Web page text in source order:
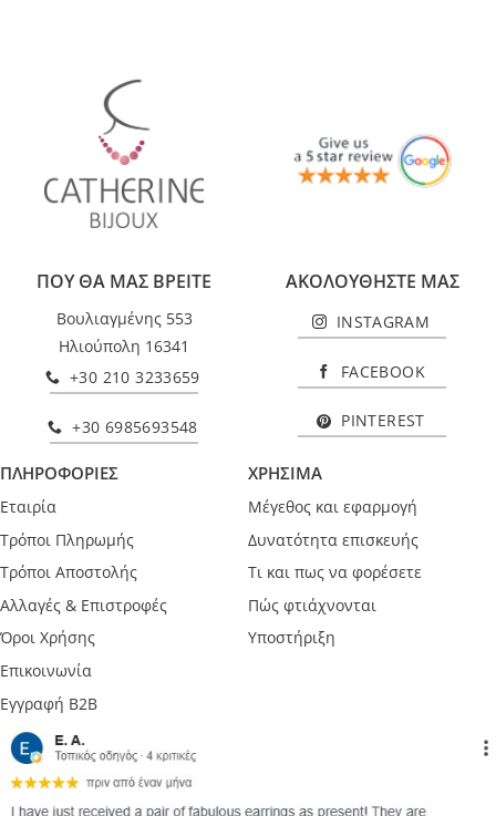
ΠΟΥ ΘΑ ΜΑΣ ΒΡΕΙΤΕ
Βουλιαγμένης 553
Ηλιούπολη 16341
+30 210 3233659
+30 6985693548
ΑΚΟΛΟΥΘΗΣΤΕ ΜΑΣ
INSTAGRAM
FACEBOOK
PINTEREST
ΠΛΗΡΟΦΟΡΙΕΣ
Εταιρία
Τρόποι Πληρωμής
Τρόποι Αποστολής
Αλλαγές & Επιστροφές
Όροι Χρήσης
Επικοινωνία
Εγγραφή B2B
ΧΡΗΣΙΜΑ
Μέγεθος και εφαρμογή
Δυνατότητα επισκευής
Τι και πως να φορέσετε
Πώς φτιάχνονται
Υποστήριξη